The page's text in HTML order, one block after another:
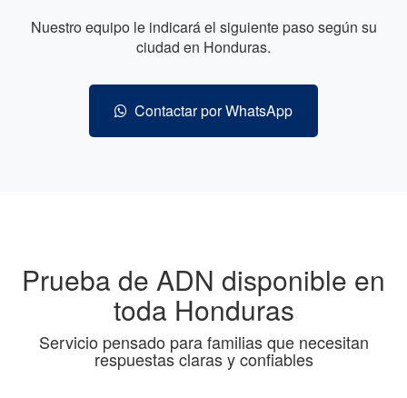
Nuestro equipo le indicará el siguiente paso según su
ciudad en Honduras.
Contactar por WhatsApp
Prueba de ADN disponible en
toda Honduras
Servicio pensado para familias que necesitan
respuestas claras y confiables